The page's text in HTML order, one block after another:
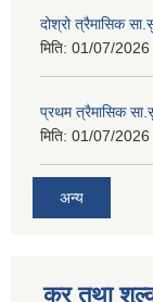
दोश्रो त्रैमासिक
मिति: 01/07/
प्रथम त्रैमासिक
मिति: 01/07/2026
अन्य
कर तथा